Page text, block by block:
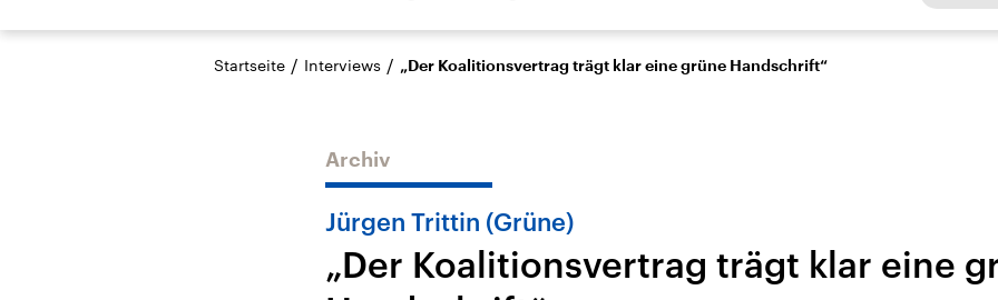
Die Nachrichten Politik Wirtschaft Wissen Kultur Europa
Hörspiel und Feature Musik
Landtagswahl Sachsen-
Anhalt 2026
USA
Nahostkonflikt
Aktuelle Lage und
Iran
Aktuelle Lage und
Startseite / Interviews / „Der Koalitionsvertrag trägt klar eine grüne Handschrift“
Archiv
Jürgen Trittin (Grüne)
„Der Koalitionsvertrag trägt klar eine